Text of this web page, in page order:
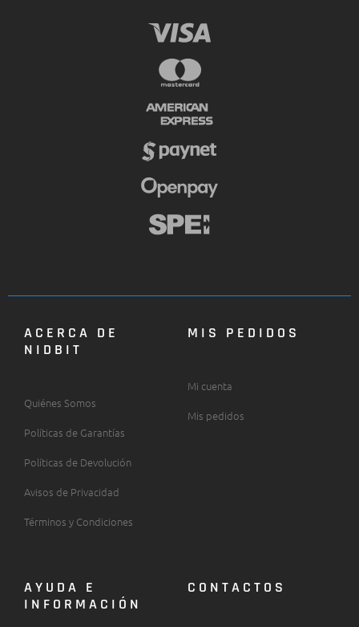
ACERCA DE
NIDBIT
Quiénes Somos
Políticas de Garantías
Políticas de Devolución
Avisos de Privacidad
Términos y Condiciones
MIS PEDIDOS
Mi cuenta
Mis pedidos
AYUDA E
INFORMACIÓN
CONTACTOS